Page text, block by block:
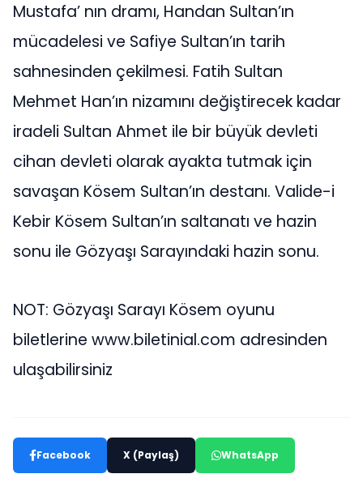
Mustafa’ nın dramı, Handan Sultan’ın
mücadelesi ve Safiye Sultan’ın tarih
sahnesinden çekilmesi. Fatih Sultan
Mehmet Han’ın nizamını değiştirecek kadar
iradeli Sultan Ahmet ile bir büyük devleti
cihan devleti olarak ayakta tutmak için
savaşan Kösem Sultan’ın destanı. Valide-i
Kebir Kösem Sultan’ın saltanatı ve hazin
sonu ile Gözyaşı Sarayındaki hazin sonu.
NOT: Gözyaşı Sarayı Kösem oyunu
biletlerine www.biletinial.com adresinden
ulaşabilirsiniz
Facebook X (Paylaş) WhatsApp